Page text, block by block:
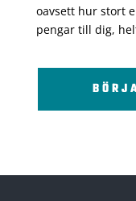
oavsett hur stort
pengar till dig,